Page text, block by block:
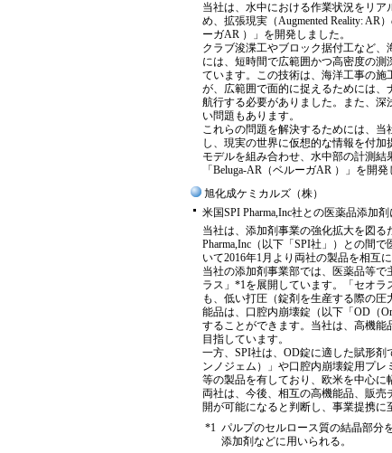
当社は、水中における作業状況をリ
め、拡張現実（Augmented Reality: AR
ーガAR ）」を開発しました。
クラブ浚渫工やブロック据付工など
には、短時間で広範囲かつ高密度の
ています。この技術は、海洋工事の
が、広範囲で面的に捉えるためには
航行する必要がありました。また、
い問題もあります。
これらの問題を解決するためには、当
し、現実の世界に仮想的な情報を付
モデルを組み合わせ、水中部の計測
「Beluga-AR（ベルーガAR ）」を開発
旭化成ケミカルズ（株）
米国SPI Pharma,Inc社との医薬品添加
当社は、添加剤事業の強化拡大を図
Pharma,Inc（以下「SPI社」）との間
いて2016年1月より両社の製品を相互
当社の添加剤事業部では、医薬品等
ラス」*1を展開しています。「セオ
も、低い打圧（錠剤を生産する際の
能品は、口腔内崩壊錠（以下「OD（
することができます。当社は、高機
目指しています。
一方、SPI社は、OD錠に適した賦形剤
ンノジェム）」や口腔内崩壊錠用プレ
等の製品を有しており、欧米を中心に
両社は、今後、相互の高機能品、販
開が可能になると判断し、事業提携に
*1 パルプのセルロース質の結晶部分
添加剤などに用いられる。